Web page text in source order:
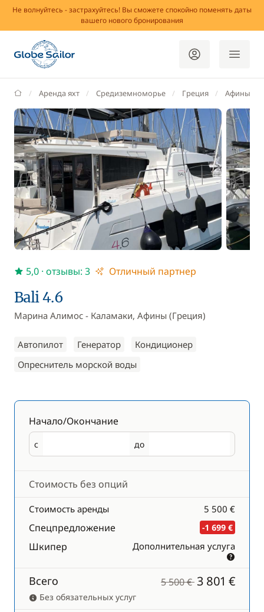
Не волнуйтесь - застрахуйтесь! Вы сможете спокойно поменять даты
вашего нового бронирования
GlobeSailor
Аренда яхт Средиземноморье Греция Афины
Bali 4.6
Марина Алимос - Каламаки, Афины (Греция)
Автопилот Генератор
Кондиционер
Опреснитель морской воды
5,0 · отзывы: 3 Отличный партнер
Начало/Окончание
с
Начало до
Окончание
Стоимость без опций
Стоимость аренды 5 500 €
Спецпредложение -1 699 €
Шкипер Дополнительная услуга
Всего 5 500 € 3 801 €
Без обязательных услуг